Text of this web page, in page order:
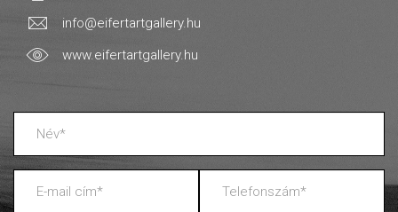
info@eifertartgallery.hu
www.eifertartgallery.hu